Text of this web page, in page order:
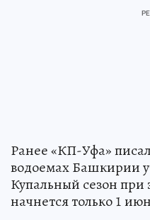
Ранее «КП-Уфа»
водоемах Башкирии
Купальный сезон
начнется только 1